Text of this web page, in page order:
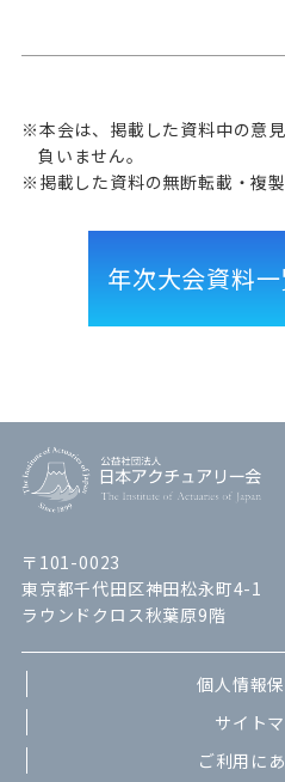
※本会は、掲載した資料中の意
負いません。
※掲載した資料の無断転載・複製
年次大会資料
〒101-0023
東京都千代田区神田松永町4-1
ラウンドクロス秋葉原9階
個人情報
サイト
ご利用に